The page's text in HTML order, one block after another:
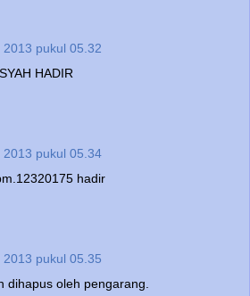
2013 pukul 05.32
HADIR
2013 pukul 05.34
hadir
2013 pukul 05.35
dihapus oleh pengarang.